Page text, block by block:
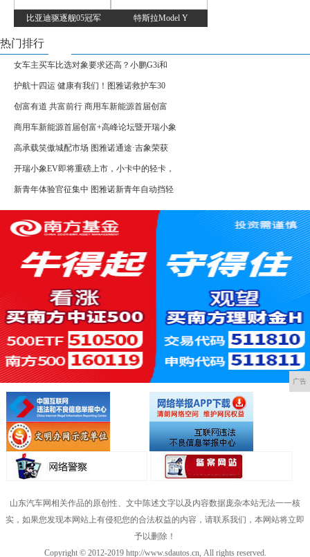
比亚迪驱逐舰05冠军 特斯拉Model Y
热门排行
女车主买车比选对象要求还高？小鹏G3i和
护航十四运 健康有我们！图雅诺救护车30
创富有道 共富前行 商用车新能源首届创富
商用车新能源首届创富+高峰论坛暨开瑞小象
高承载笑傲城配市场 图雅诺通途·吉象荣获
开瑞小象EV即将重磅上市，小卡中的轻卡，
新青年体验官征集中 图雅诺新青年自动挡轻
广告
山东汽车网相关作品的原创性、文中陈述文字以及内容数据庞杂本站无法一一核
实，如果您发现本网站上有侵犯您的合法权益的内容，请联系我们，本网站将立即
予以删除！
Copyright © 2012-2019 http://www.sdautos.cn, All rights reserved.